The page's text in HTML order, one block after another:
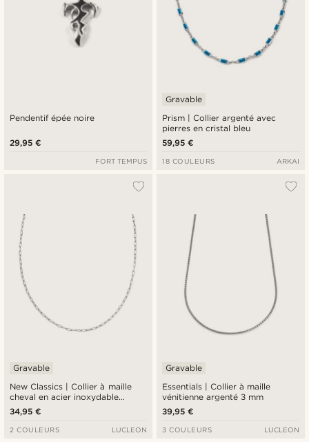
Pendentif épée noire
29,95 €
FORT TEMPUS
Prism | Collier argenté avec
pierres en cristal bleu
Gravable
59,95 €
18 COULEURS ARKAI
New Classics | Collier à maille
cheval en acier inoxydable
argenté - 3 mm
Gravable
34,95 €
2 COULEURS LUCLEON
Essentials | Collier à maille
vénitienne argenté 3 mm
Gravable
39,95 €
3 COULEURS LUCLEON